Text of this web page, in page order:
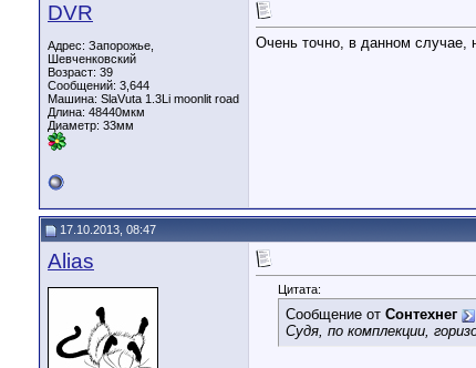
DVR
Адрес: Запорожье,
Шевченковский
Возраст: 39
Сообщений: 3,644
Машина: SlaVuta 1.3Li moonlit road
Длина: 48440мкм
Диаметр: 33мм
Очень точно, в данном случае,
17.10.2013, 08:47
Alias
Цитата:
Сообщение от Сонтехнег
Судя, по комплекции,